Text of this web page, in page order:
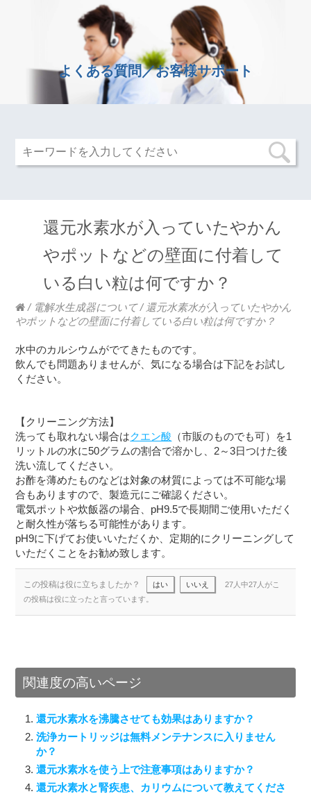
よくある質問／お客様サポート
還元水素水が入っていたやかん
やポットなどの壁面に付着して
いる白い粒は何ですか？
/ 電解水生成器について / 還元水素水が入っていたやかん
やポットなどの壁面に付着している白い粒は何ですか？
水中のカルシウムがでてきたものです。
飲んでも問題ありませんが、気になる場合は下記をお試し
ください。
【クリーニング方法】
洗っても取れない場合はクエン酸 （市販のものでも可）を1
リットルの水に50グラムの割合で溶かし、2～3日つけた後
洗い流してください。
お酢を薄めたものなどは対象の材質によっては不可能な場
合もありますので、製造元にご確認ください。
電気ポットや炊飯器の場合、pH9.5で長期間ご使用いただく
と耐久性が落ちる可能性があります。
pH9に下げてお使いいただくか、定期的にクリーニングして
いただくことをお勧め致します。
この投稿は役に立ちましたか？ はい いいえ
27人中27人がこ
の投稿は役に立ったと言っています。
関連度の高いページ
還元水素水を沸騰させても効果はありますか？
洗浄カートリッジは無料メンテナンスに入りません
か？
還元水素水を使う上で注意事項はありますか？
還元水素水と腎疾患、カリウムについて教えてくださ